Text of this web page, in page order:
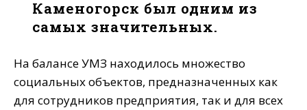
Каменогорск был одним из
самых значительных.
На балансе УМЗ находилось множество
социальных объектов, предназначенных как
для сотрудников предприятия, так и для всех